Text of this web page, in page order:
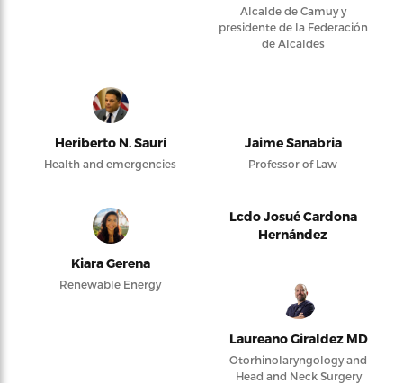
Alcalde de Camuy y
presidente de la Federación
de Alcaldes
Heriberto N. Saurí
Health and emergencies
Jaime Sanabria
Professor of Law
Kiara Gerena
Renewable Energy
Lcdo Josué Cardona
Hernández
Laureano Giraldez MD
Otorhinolaryngology and
Head and Neck Surgery